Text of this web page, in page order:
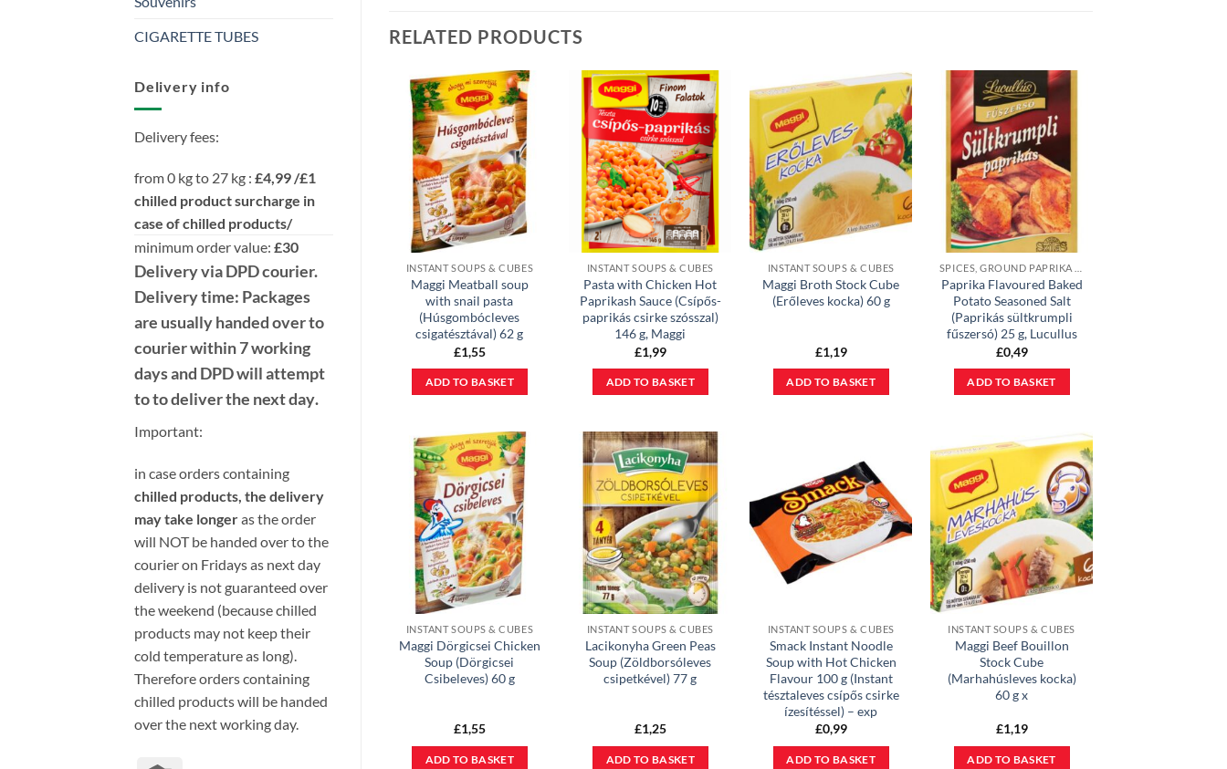
CIGARETTE TUBES
Delivery info
Delivery fees:
from 0 kg to 27 kg : £4,99 /£1
chilled product surcharge in
case of chilled products/
minimum order value: £30
Deliveryvia DPDcourier.
Delivery time: Packages
are usually handed over to
courier within 7 working
days and DPD will attempt
to to deliver the next day.
Important:
in case orders containing
chilled products, the delivery
may take longeras the order
will NOT be handed over to the
courier on Fridays as next day
delivery is not guaranteed over
the weekend (because chilled
products may not keep their
cold temperature as long).
Therefore orders containing
chilled products will be handed
over the next working day.
RELATED PRODUCTS
INSTANT SOUPS & CUBES
Maggi Meatball soup
with snail pasta
(Húsgombócleves
csigatésztával) 62 g
£1,55
ADD TO BASKET
INSTANT SOUPS & CUBES
Pasta with Chicken Hot
Paprikash Sauce (Csípős-
paprikás csirke szósszal)
146 g, Maggi
£1,99
ADD TO BASKET
INSTANT SOUPS & CUBES
Maggi Broth Stock Cube
(Erőleves kocka) 60 g
£1,19
ADD TO BASKET
Paprika Flavoured Baked
Potato Seasoned Salt
(Paprikás sültkrumpli
fűszersó) 25 g, Lucullus
£0,49
ADD TO BASKET
INSTANT SOUPS & CUBES
Maggi Dörgicsei Chicken
Soup (Dörgicsei
Csibeleves) 60 g
£1,55
ADD TO BASKET
INSTANT SOUPS & CUBES
Lacikonyha Green Peas
Soup (Zöldborsóleves
csipetkével) 77 g
£1,25
ADD TO BASKET
INSTANT SOUPS & CUBES
Smack Instant Noodle
Soup with Hot Chicken
Flavour 100 g (Instant
tésztaleves csípős csirke
ízesítéssel) – exp
£0,99
ADD TO BASKET
INSTANT SOUPS & CUBES
Maggi Beef Bouillon
Stock Cube
(Marhahúsleves kocka)
60 g x
£1,19
ADD TO BASKET